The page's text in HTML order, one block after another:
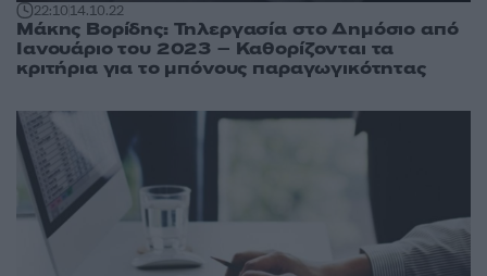
22:1014.10.22
Μάκης Βορίδης: Τηλεργασία στο Δημόσιο από
Ιανουάριο του 2023 – Καθορίζονται τα
κριτήρια για το μπόνους παραγωγικότητας